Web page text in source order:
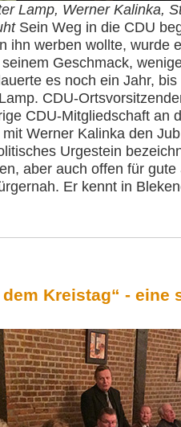
Lamp, Werner Kalinka,
Sein Weg in die CDU
ihn werben wollte, wurde
Geschmack,
es noch ein Jahr,
CDU-
CDU-Mitgliedschaft an
Werner Kalinka den
Urgestein
aber auch offen für
Er kennt in
Kreistag“ - eine